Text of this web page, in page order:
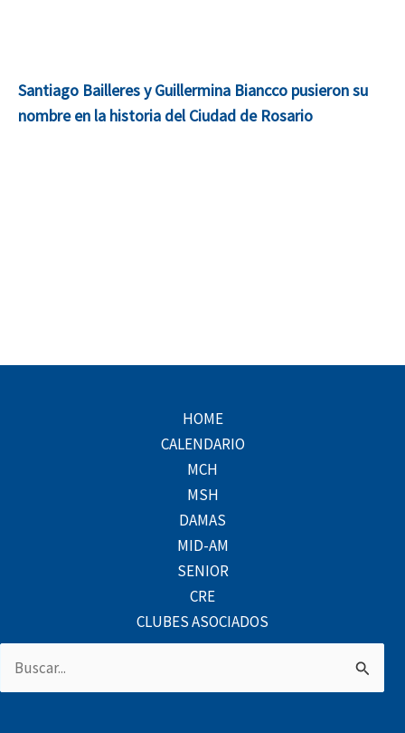
Santiago Bailleres y Guillermina Biancco pusieron su
nombre en la historia del Ciudad de Rosario
HOME
CALENDARIO
MCH
MSH
DAMAS
MID-AM
SENIOR
CRE
CLUBES ASOCIADOS
Buscar
por: